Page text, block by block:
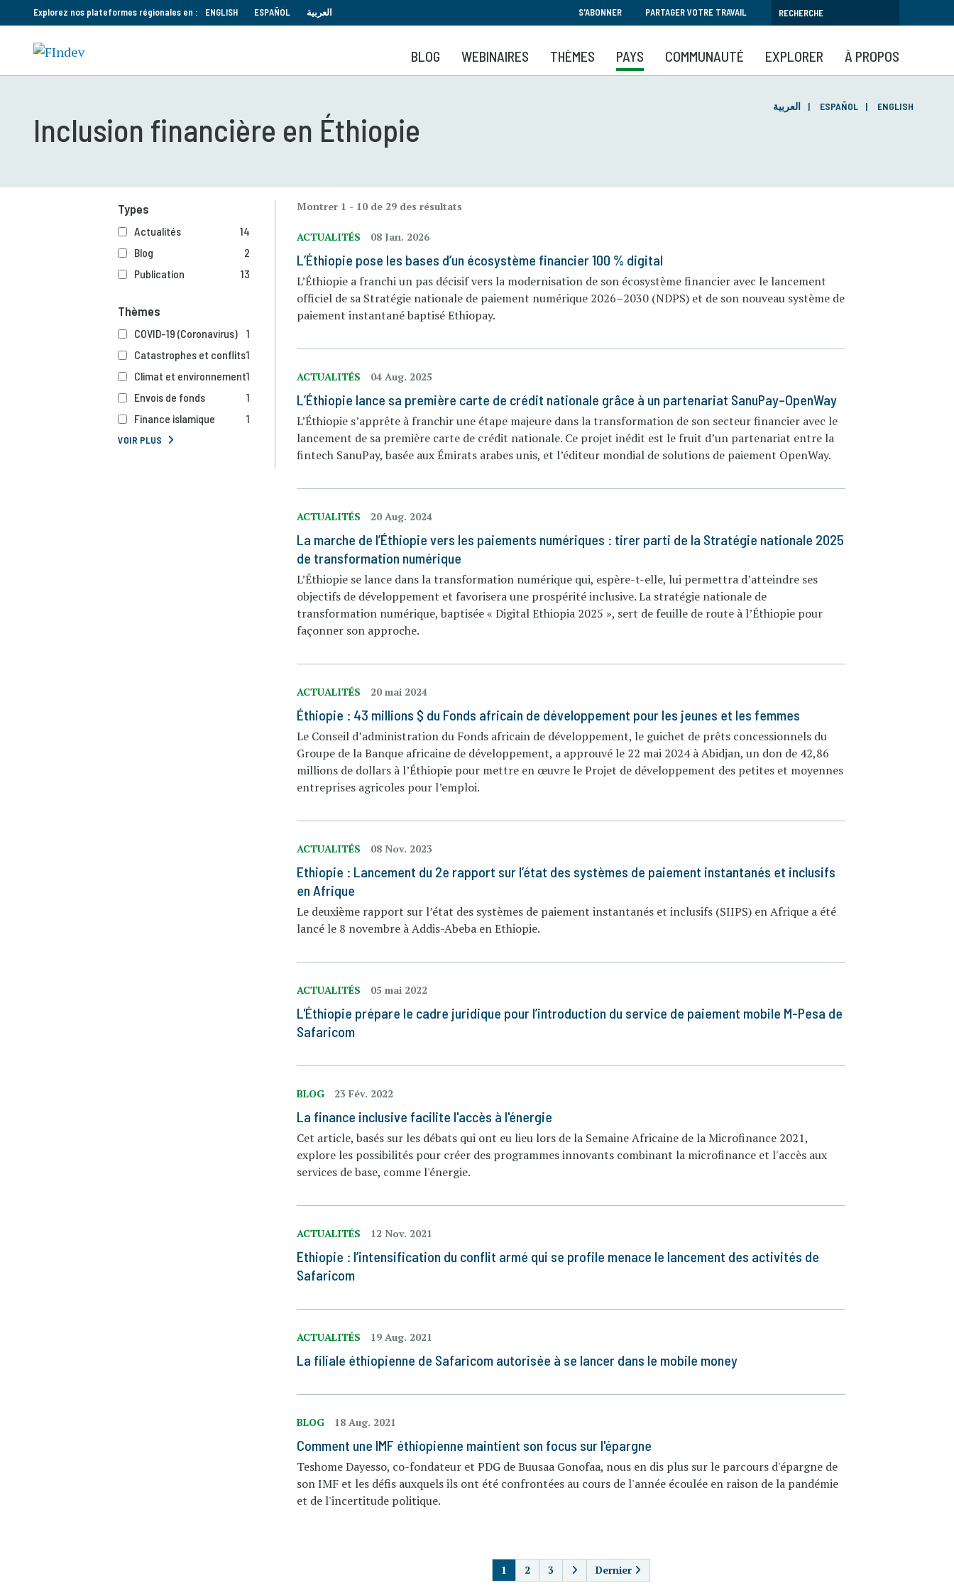
au
contenu
principal
Explorez nos plateformes régionales en : ENGLISH ESPAÑOL العربية S'ABONNER PARTAGER VOTRE TRAVAIL
BLOG WEBINAIRES THÈMES PAYS COMMUNAUTÉ EXPLORER À PROPOS
العربية ESPAÑOL ENGLISH
Inclusion financière en Éthiopie
Types
Actualités
14
Blog
2
Publication
13
Thèmes
COVID-19 (Coronavirus)
1
Catastrophes et conflits1
Climat et environnement1
Envois de fonds
1
Finance islamique
1
VOIR PLUS
Montrer 1 - 10 de 29 des résultats
ACTUALITÉS 08 Jan. 2026
L’Éthiopie pose les bases d’un écosystème financier 100 % digital
L’Éthiopie a franchi un pas décisif vers la modernisation de son écosystème financier avec le lancement
officiel de sa Stratégie nationale de paiement numérique 2026–2030 (NDPS) et de son nouveau système de
paiement instantané baptisé Ethiopay.
ACTUALITÉS 04 Aug. 2025
L’Éthiopie lance sa première carte de crédit nationale grâce à un partenariat SanuPay–OpenWay
L’Éthiopie s’apprête à franchir une étape majeure dans la transformation de son secteur financier avec le
lancement de sa première carte de crédit nationale. Ce projet inédit est le fruit d’un partenariat entre la
fintech SanuPay, basée aux Émirats arabes unis, et l’éditeur mondial de solutions de paiement OpenWay.
ACTUALITÉS 20 Aug. 2024
La marche de l’Éthiopie vers les paiements numériques : tirer parti de la Stratégie nationale 2025
de transformation numérique
L’Éthiopie se lance dans la transformation numérique qui, espère-t-elle, lui permettra d’atteindre ses
objectifs de développement et favorisera une prospérité inclusive. La stratégie nationale de
transformation numérique, baptisée « Digital Ethiopia 2025 », sert de feuille de route à l’Éthiopie pour
façonner son approche.
ACTUALITÉS 20 mai 2024
Éthiopie : 43 millions $ du Fonds africain de développement pour les jeunes et les femmes
Le Conseil d’administration du Fonds africain de développement, le guichet de prêts concessionnels du
Groupe de la Banque africaine de développement, a approuvé le 22 mai 2024 à Abidjan, un don de 42,86
millions de dollars à l’Éthiopie pour mettre en œuvre le Projet de développement des petites et moyennes
entreprises agricoles pour l’emploi.
ACTUALITÉS 08 Nov. 2023
Ethiopie : Lancement du 2e rapport sur l’état des systèmes de paiement instantanés et inclusifs
en Afrique
Le deuxième rapport sur l’état des systèmes de paiement instantanés et inclusifs (SIIPS) en Afrique a été
lancé le 8 novembre à Addis-Abeba en Ethiopie.
ACTUALITÉS 05 mai 2022
L'Éthiopie prépare le cadre juridique pour l’introduction du service de paiement mobile M-Pesa de
Safaricom
BLOG 23 Fév. 2022
La finance inclusive facilite l'accès à l'énergie
Cet article, basés sur les débats qui ont eu lieu lors de la Semaine Africaine de la Microfinance 2021,
explore les possibilités pour créer des programmes innovants combinant la microfinance et l'accès aux
services de base, comme l'énergie.
ACTUALITÉS 12 Nov. 2021
Ethiopie : l’intensification du conflit armé qui se profile menace le lancement des activités de
Safaricom
ACTUALITÉS 19 Aug. 2021
La filiale éthiopienne de Safaricom autorisée à se lancer dans le mobile money
BLOG 18 Aug. 2021
Comment une IMF éthiopienne maintient son focus sur l'épargne
Teshome Dayesso, co-fondateur et PDG de Buusaa Gonofaa, nous en dis plus sur le parcours d'épargne de
son IMF et les défis auxquels ils ont été confrontées au cours de l'année écoulée en raison de la pandémie
et de l'incertitude politique.
1 2 3 Dernier